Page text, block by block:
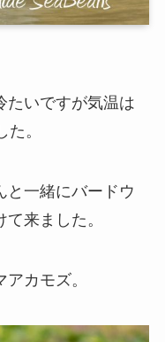
たいですが気温は
。
と一緒にバードウ
来ました。
カモズ。